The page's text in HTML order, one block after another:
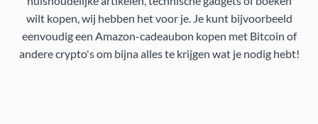
wilt kopen, wij hebben het voor je. Je kunt bijvoorbeeld
eenvoudig een Amazon-cadeaubon kopen met Bitcoin of
andere crypto's om bijna alles te krijgen wat je nodig hebt!